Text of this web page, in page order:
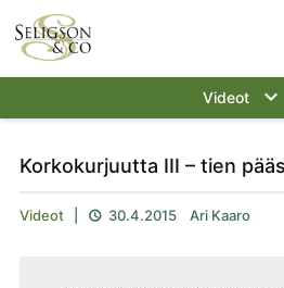
Videot keyboard_arrow_down
Korkokurjuutta III – tien
Videot 30.4.2015 Ari Kaaro